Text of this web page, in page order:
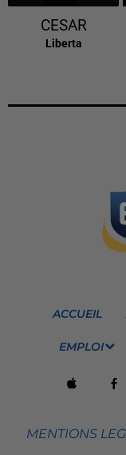
CESAR
Liberta
ACCUEIL
EMPLOI
MENTIONS